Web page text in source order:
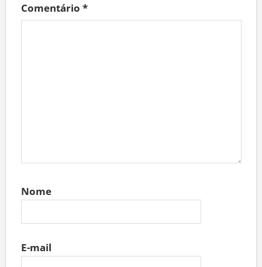
Comentário *
Nome
E-mail